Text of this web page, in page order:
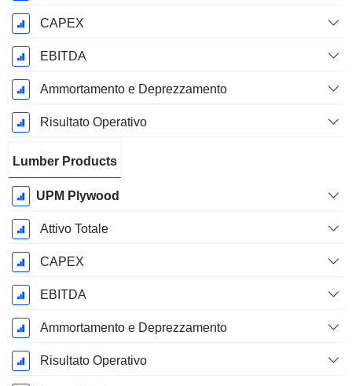
CAPEX
EBITDA
Ammortamento e Deprezzamento
Risultato Operativo
Lumber Products
UPM Plywood
Attivo Totale
CAPEX
EBITDA
Ammortamento e Deprezzamento
Risultato Operativo